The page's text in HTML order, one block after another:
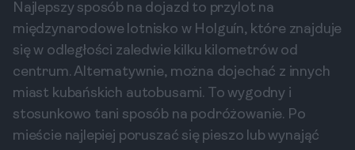
Najlepszy sposób na dojazd to przylot na
międzynarodowe lotnisko w Holguín, które znajduje
się w odległości zaledwie kilku kilometrów od
centrum. Alternatywnie, można dojechać z innych
miast kubańskich autobusami. To wygodny i
stosunkowo tani sposób na podróżowanie. Po
mieście najlepiej poruszać się pieszo lub wynająć